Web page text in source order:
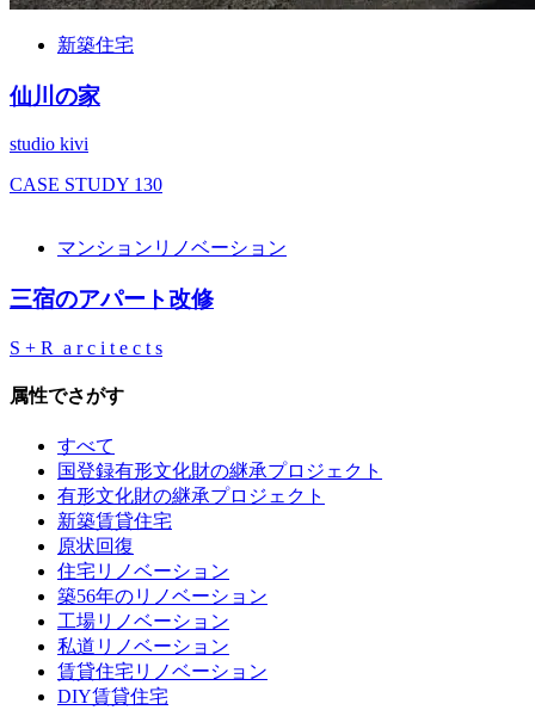
新築住宅
仙川の家
studio kivi
CASE STUDY 130
マンションリノベーション
三宿のアパート改修
S + R a r c i t e c t s
属性でさがす
すべて
国登録有形文化財の継承プロジェクト
有形文化財の継承プロジェクト
新築賃貸住宅
原状回復
住宅リノベーション
築56年のリノベーション
工場リノベーション
私道リノベーション
賃貸住宅リノベーション
DIY賃貸住宅